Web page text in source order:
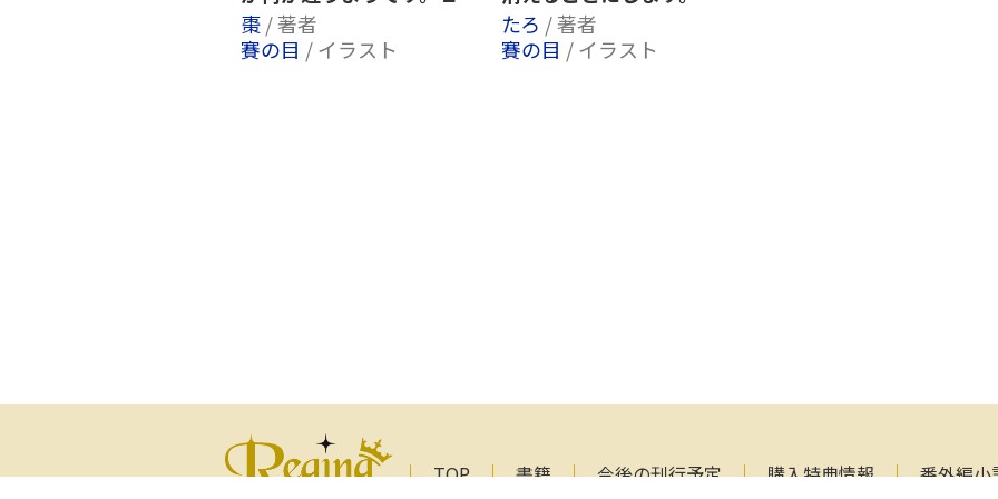
棗/ 著者
賽の目 / イラスト
たろ / 著者
賽の目 / イラスト
TOP 書籍 今後の刊行予定 購入特典情報 番外編小